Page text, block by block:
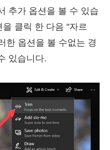
추가 옵션을 볼 수 있습
클릭 한 다음 "자르
한 옵션을 볼 수없는 경
있습니다.